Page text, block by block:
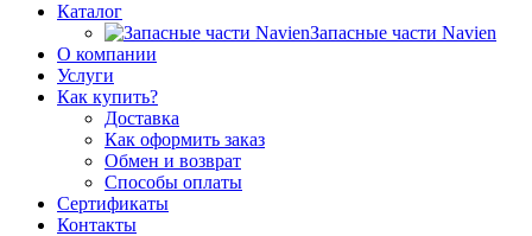
Каталог
Запасные части Navien
О компании
Услуги
Как купить?
Доставка
Как оформить заказ
Обмен и возврат
Способы оплаты
Сертификаты
Контакты